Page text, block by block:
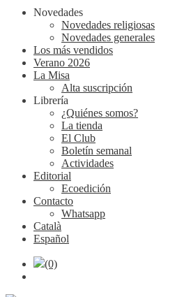
Novedades
Novedades religiosas
Novedades generales
Los más vendidos
Verano 2026
La Misa
Alta suscripción
Librería
¿Quiénes somos?
La tienda
El Club
Boletín semanal
Actividades
Editorial
Ecoedición
Contacto
Whatsapp
Català
Español
(0)